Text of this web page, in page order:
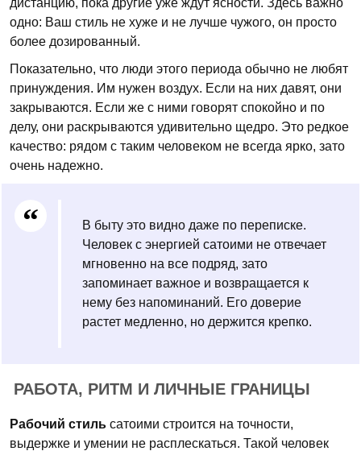
дистанцию, пока другие уже ждут ясности. Здесь важно
одно: Ваш стиль не хуже и не лучше чужого, он просто
более дозированный.
Показательно, что люди этого периода обычно не любят
принуждения. Им нужен воздух. Если на них давят, они
закрываются. Если же с ними говорят спокойно и по
делу, они раскрываются удивительно щедро. Это редкое
качество: рядом с таким человеком не всегда ярко, зато
очень надежно.
В быту это видно даже по переписке.
Человек с энергией сатоими не отвечает
мгновенно на все подряд, зато
запоминает важное и возвращается к
нему без напоминаний. Его доверие
растет медленно, но держится крепко.
РАБОТА, РИТМ И ЛИЧНЫЕ ГРАНИЦЫ
Рабочий стиль сатоими строится на точности,
выдержке и умении не расплескаться. Такой человек